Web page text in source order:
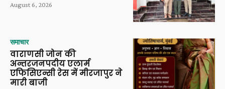
August 6, 2026
समाचार
वाराणसी जोन की
अन्तरजनपदीय एलार्म
एफिसिएन्सी रेस में मीरजापुर ने
मारी बाजी